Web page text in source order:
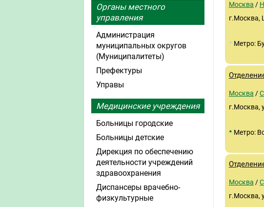
Москва /
г.Москва,
• Метро:
Москва /
г.Москва,
• Метро:
Москва /
г.Москва,
Органы местного
управления
Администрация
муниципальных округов
(Муниципалитеты)
Префектуры
Управы
Медицинские учреждения
Больницы городские
Больницы детские
Дирекция по обеспечению
деятельности учреждений
здравоохранения
Диспансеры врачебно-
физкультурные